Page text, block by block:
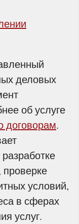
деловых
об услуге
договорам.
условий,
в сферах
услуг.